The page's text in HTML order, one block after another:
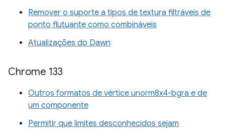
Remover o suporte a tipos de textura filtráveis de
ponto flutuante como combináveis
Atualizações do Dawn
Chrome 133
Outros formatos de vértice unorm8x4-bgra e de
um componente
Permitir que limites desconhecidos sejam